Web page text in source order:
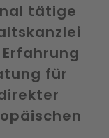
tätige
für